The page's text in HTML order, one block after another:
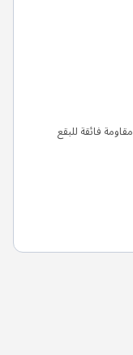
مقاومة فائقة للبقع